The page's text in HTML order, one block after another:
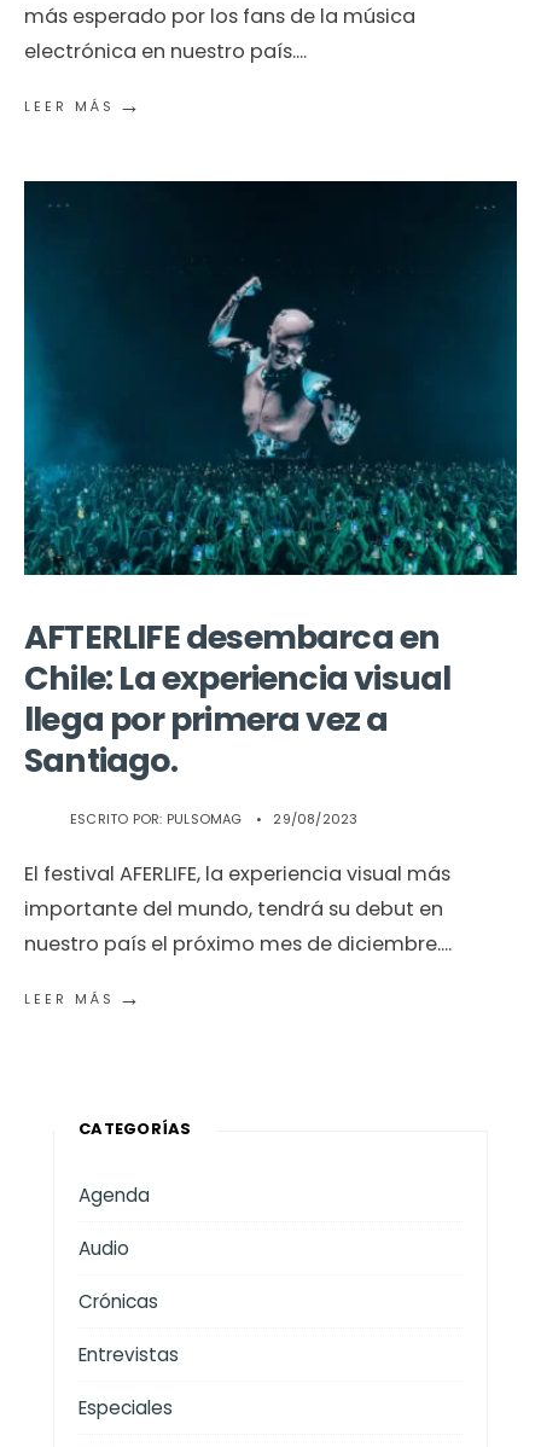
más esperado por los fans de la música
electrónica en nuestro país....
LEER MÁS →
AFTERLIFE desembarca en
Chile: La experiencia visual
llega por primera vez a
Santiago.
ESCRITO POR: PULSOMAG • 29/08/2023
El festival AFERLIFE, la experiencia visual más
importante del mundo, tendrá su debut en
nuestro país el próximo mes de diciembre....
LEER MÁS →
CATEGORÍAS
Agenda
Audio
Crónicas
Entrevistas
Especiales